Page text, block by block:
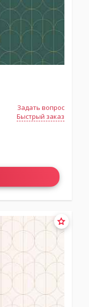
Задать вопрос
Быстрый заказ